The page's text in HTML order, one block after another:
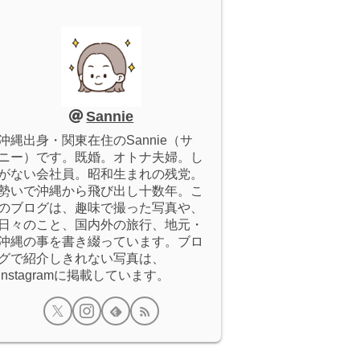
Sannie
縄出身・関東在住のSannie（サ
ー）です。既婚。オトナ夫婦。し
ない会社員。昭和生まれの残党。
いで沖縄から飛び出し十数年。こ
ブログは、趣味で撮った写真や、
々のこと、国内外の旅行、地元・
縄の事を書き綴っています。ブロ
で紹介しきれない写真は、
に掲載しています。